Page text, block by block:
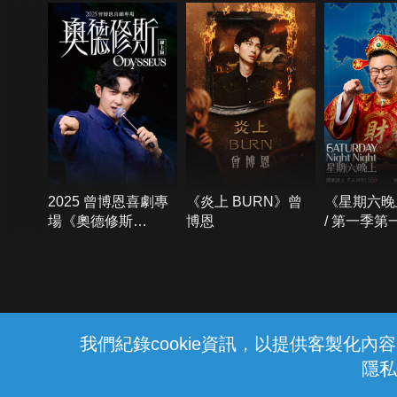
我們紀錄cookie資訊，以提供客製化內
隱
2025 曾博恩喜劇專
場《奧德修斯
《炎上 BURN》曾
博恩
《星期六
/ 第一季第